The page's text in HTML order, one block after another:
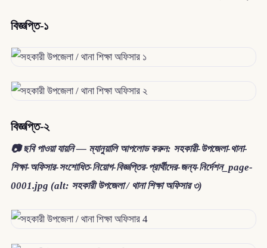
বিজ্ঞপ্তি-১
বিজ্ঞপ্তি-২
📷 ছবি পাওয়া যায়নি — ম্যানুয়ালি আপলোড করুন: সহকারী-উপজেলা-থানা-
শিক্ষা-অফিসার-সংশোধিত-নিয়োগ-বিজ্ঞপ্তির-প্রার্থীদের-জন্য-নির্দেশন_page-
0001.jpg (alt: সহকারী উপজেলা / থানা শিক্ষা অফিসার ৩)